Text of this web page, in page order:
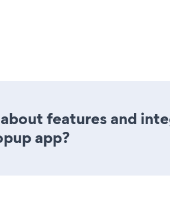
features and
app?